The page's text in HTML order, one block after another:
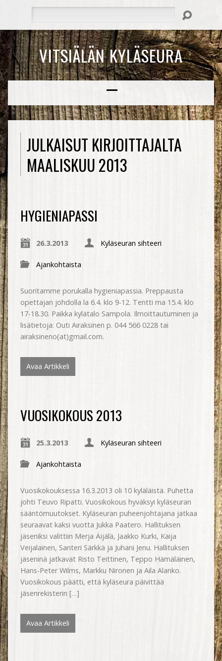
VITSIÄLÄN KYLÄSEURA
JULKAISUT KIRJOITTAJALTA
MAALISKUU 2013
HYGIENIAPASSI
26.3.2013 Kyläseuran sihteeri
Ajankohtaista
Suoritamme porukalla hygieniapassia. Preppausta
opettajan johdolla la 6.4. klo 9-12. Tentti ma 15.4. klo
17-18.30. Paikka kylätalo Sampola. Ilmoittautuminen ja
lisätietoja: Outi Airaksinen p. 044 566 0228 tai
airaksineno(at)gmail.com.
Avaa Artikkeli
VUOSIKOKOUS 2013
25.3.2013 Kyläseuran sihteeri
Ajankohtaista
Vuosikokouksessa 16.3.2013 oli 10 kyläläistä. Puhetta
johti Teuvo Ripatti. Vuosikokous hyväksyi kyläseuran
sääntömuutokset. Kyläseuran puheenjohtajana jatkaa
seuraavat kaksi vuotta Jukka Paatero. Hallituksen
jäseniksi valittiin Merja Äijälä, Jaakko Kurki, Kaija
Veijalainen, Santeri Särkkä ja Juhani Jenu. Hallituksen
jäseninä jatkavat Risto Teittinen, Teppo Hämäläinen,
Hans-Peter Wilms, Markku Nironen ja Aila Alanko.
Vuosikokous päätti, että kyläseura päivittää
jäsenrekisterin […]
Avaa Artikkeli